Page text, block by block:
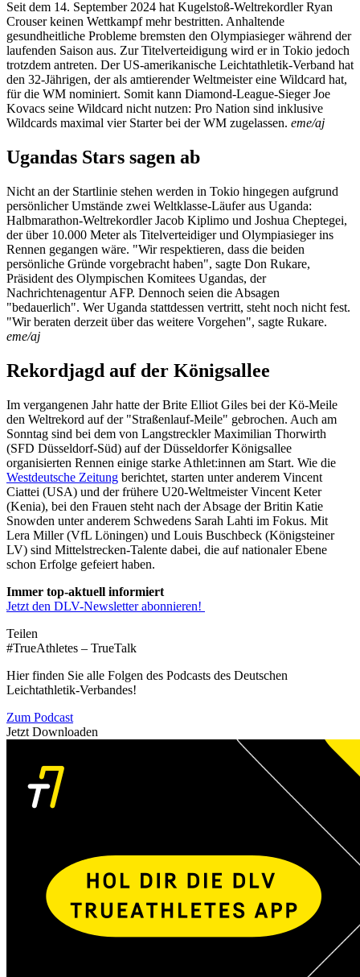
Seit dem 14. September 2024 hat Kugelstoß-Weltrekordler Ryan
Crouser keinen Wettkampf mehr bestritten. Anhaltende
gesundheitliche Probleme bremsten den Olympiasieger während der
laufenden Saison aus. Zur Titelverteidigung wird er in Tokio jedoch
trotzdem antreten. Der US-amerikanische Leichtathletik-Verband hat
den 32-Jährigen, der als amtierender Weltmeister eine Wildcard hat,
für die WM nominiert. Somit kann Diamond-League-Sieger Joe
Kovacs seine Wildcard nicht nutzen: Pro Nation sind inklusive
Wildcards maximal vier Starter bei der WM zugelassen. eme/aj
Ugandas Stars sagen ab
Nicht an der Startlinie stehen werden in Tokio hingegen aufgrund
persönlicher Umstände zwei Weltklasse-Läufer aus Uganda:
Halbmarathon-Weltrekordler Jacob Kiplimo und Joshua Cheptegei,
der über 10.000 Meter als Titelverteidiger und Olympiasieger ins
Rennen gegangen wäre. "Wir respektieren, dass die beiden
persönliche Gründe vorgebracht haben", sagte Don Rukare,
Präsident des Olympischen Komitees Ugandas, der
Nachrichtenagentur AFP. Dennoch seien die Absagen
"bedauerlich". Wer Uganda stattdessen vertritt, steht noch nicht fest.
"Wir beraten derzeit über das weitere Vorgehen", sagte Rukare.
eme/aj
Rekordjagd auf der Königsallee
Im vergangenen Jahr hatte der Brite Elliot Giles bei der Kö-Meile
den Weltrekord auf der "Straßenlauf-Meile" gebrochen. Auch am
Sonntag sind bei dem von Langstreckler Maximilian Thorwirth
(SFD Düsseldorf-Süd) auf der Düsseldorfer Königsallee
organisierten Rennen einige starke Athlet:innen am Start. Wie die
Westdeutsche Zeitung berichtet, starten unter anderem Vincent
Ciattei (USA) und der frühere U20-Weltmeister Vincent Keter
(Kenia), bei den Frauen steht nach der Absage der Britin Katie
Snowden unter anderem Schwedens Sarah Lahti im Fokus. Mit
Lera Miller (VfL Löningen) und Louis Buschbeck (Königsteiner
LV) sind Mittelstrecken-Talente dabei, die auf nationaler Ebene
schon Erfolge gefeiert haben.
Immer top-aktuell informiert
Jetzt den DLV-Newsletter abonnieren!
Teilen
#TrueAthletes – TrueTalk
Hier finden Sie alle Folgen des Podcasts des Deutschen
Leichtathletik-Verbandes!
Zum Podcast
Jetzt Downloaden